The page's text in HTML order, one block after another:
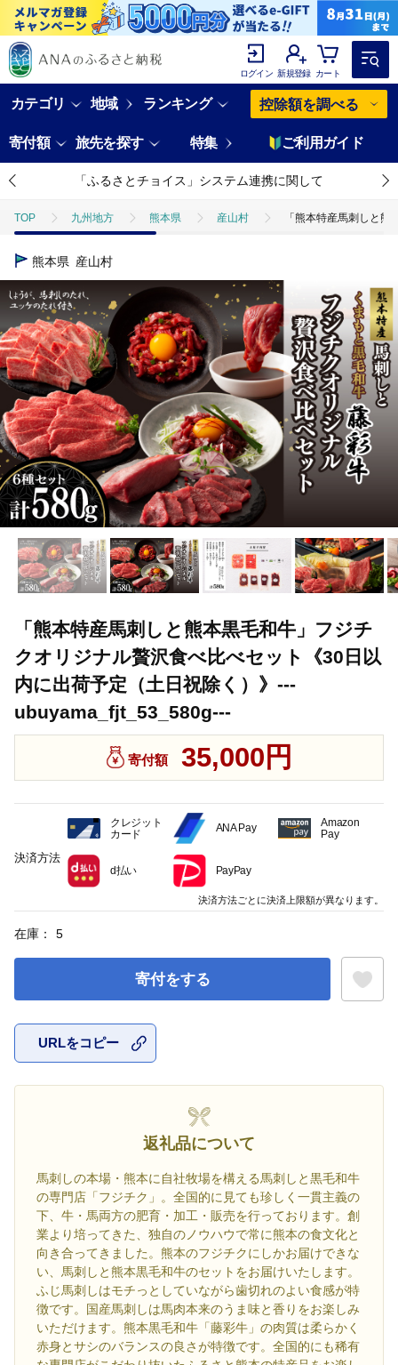
ログイン 新規登録 カート
カテゴリ 地域 ランキング 控除額を調べる
寄付額 旅先を探す 特集 ご利用ガイド
「ふるさとチョイス」システム連携に関して
TOP 九州地方 熊本県 産山村 「熊本特産馬刺しと
熊本県 産山村
「熊本特産馬刺しと熊本黒毛和牛」フジチ
クオリジナル贅沢食べ比べセット《30日以
内に出荷予定（土日祝除く）》---
ubuyama_fjt_53_580g---
寄付額 35,000円
在庫： 5
寄付をする
URLをコピー
返礼品について
馬刺しの本場・熊本に自社牧場を構える馬刺しと黒毛和牛
の専門店「フジチク」。全国的に見ても珍しく一貫主義の
下、牛・馬両方の肥育・加工・販売を行っております。創
業より培ってきた、独自のノウハウで常に熊本の食文化と
向き合ってきました。熊本のフジチクにしかお届けできな
い、馬刺しと熊本黒毛和牛のセットをお届けいたします。
ふじ馬刺しはモチっとしていながら歯切れのよい食感が特
徴です。国産馬刺しは馬肉本来のうま味と香りをお楽しみ
いただけます。熊本黒毛和牛「藤彩牛」の肉質は柔らかく
赤身とサシのバランスの良さが特徴です。全国的にも稀有
決済方法
クレジット
カード
ANA Pay
Amazon
Pay
d払い PayPay
決済方法ごとに決済上限額が異なります。